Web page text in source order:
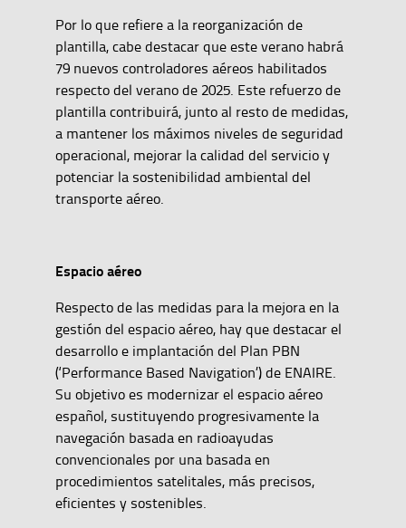
Por lo que refiere a la reorganización de
plantilla, cabe destacar que este verano habrá
79 nuevos controladores aéreos habilitados
respecto del verano de 2025. Este refuerzo de
plantilla contribuirá, junto al resto de medidas,
a mantener los máximos niveles de seguridad
operacional, mejorar la calidad del servicio y
potenciar la sostenibilidad ambiental del
transporte aéreo.
Espacio aéreo
Respecto de las medidas para la mejora en la
gestión del espacio aéreo, hay que destacar el
desarrollo e implantación del Plan PBN
(‘Performance Based Navigation’) de ENAIRE.
Su objetivo es modernizar el espacio aéreo
español, sustituyendo progresivamente la
navegación basada en radioayudas
convencionales por una basada en
procedimientos satelitales, más precisos,
eficientes y sostenibles.